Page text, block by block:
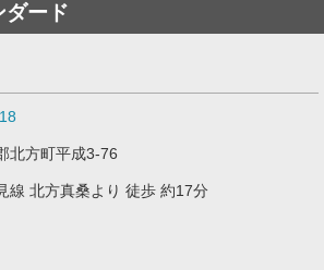
ダード
北方町平成3-76
線 北方真桑より 徒歩 約17分